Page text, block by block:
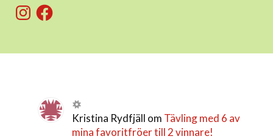
InstagramFacebook
Kristina Rydfjäll om Tävling med 6 av
mina favoritfröer till 2 vinnare!